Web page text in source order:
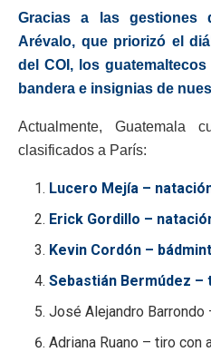
Gracias a las gestiones
Arévalo, que priorizó el
del COI, los
bandera e insignias de
Actualmente, Guatemala
clasificados a París:
Lucero Mejía –
Erick Gordillo –
Kevin Cordón –
Sebastián Bermúdez
José Alejandro Barrondo
Adriana Ruano – tiro con